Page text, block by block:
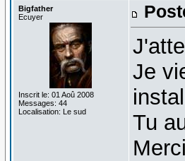
Bigfather
Ecuyer
Inscrit le: 01 Aoû 2008
Messages: 44
Localisation: Le sud
Je
Tu